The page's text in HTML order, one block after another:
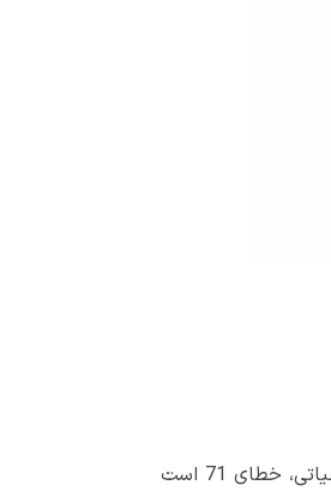
هنگامی که آسانسور با مشکلی مواجه می‌شود، اغلب یک کد خطا نمایش می‌دهد که نشان‌دهنده مشکلی خاص است. یکی از این نشانگرهای حیاتی، خطای 71 است